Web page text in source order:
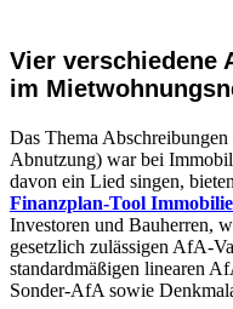
Vier verschiedene
im
Das Thema
Abnutzung) war bei
davon ein Lied singen,
Finanzplan-Tool
Investoren und Bauherren,
gesetzlich zulässigen AfA-
standardmäßigen linearen
Sonder-AfA sowie